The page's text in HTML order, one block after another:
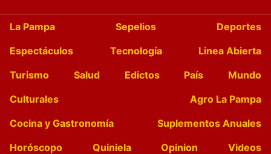
La Pampa Sepelios
Deportes
Espectáculos
Tecnología
Linea Abierta
Turismo
Salud Edictos País
Mundo
Culturales
Agro La Pampa
Cocina y Gastronomía
Suplementos Anuales
Horóscopo
Quiniela Opinion
Videos